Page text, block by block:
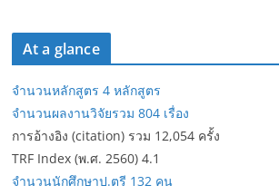
At a glance
จำนวนหลักสูตร 4 หลักสูตร
จำนวนผลงานวิจัยรวม 804 เรื่อง
การอ้างอิง (citation) รวม 12,054 ครั้ง
TRF Index (พ.ศ. 2560) 4.1
จำนวนนักศึกษาป.ตรี 132 คน